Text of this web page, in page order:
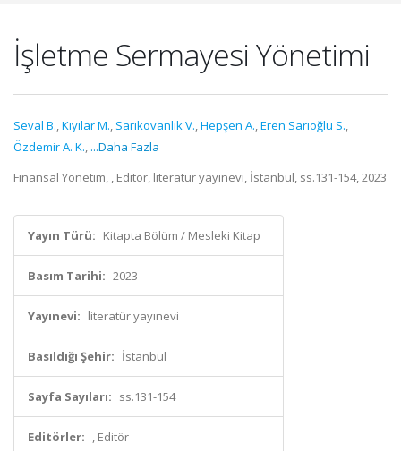
İşletme Sermayesi Yönetimi
Seval B.,Kıyılar M., Sarıkovanlık V.,Hepşen A.,Eren Sarıoğlu S.,
Özdemir A. K., ...Daha Fazla
Finansal Yönetim, , Editör, literatür yayınevi, İstanbul, ss.131-154, 2023
Yayın Türü: Kitapta Bölüm / Mesleki Kitap
Basım Tarihi: 2023
Yayınevi: literatür yayınevi
Basıldığı Şehir: İstanbul
Sayfa Sayıları: ss.131-154
Editörler: , Editör